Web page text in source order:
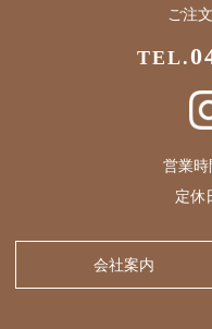
ご注
TEL.
営業
定休
会社案内